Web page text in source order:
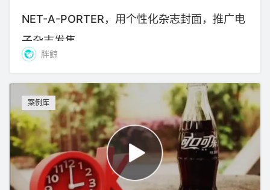
NET-A-PORTER，用个性化杂志封面，推广电
子杂志发售
胖鲸
案例库